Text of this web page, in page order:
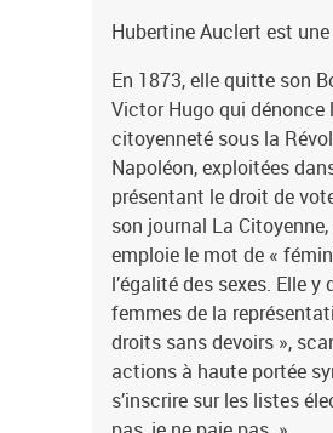
Hubertine Auclert est
En 1873, elle quitte son
Victor Hugo qui dénonce
citoyenneté sous la
Napoléon, exploitées
présentant le droit de
son journal La
emploie le mot de «
l’égalité des sexes. Elle
femmes de la
droits sans devoirs »,
actions à haute portée
s’inscrire sur les listes